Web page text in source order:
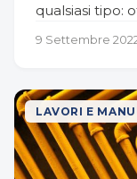
qualsiasi tipo:
nuovo
9 Settembre
LAVORI E